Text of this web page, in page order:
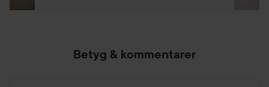
Betyg & kommentarer